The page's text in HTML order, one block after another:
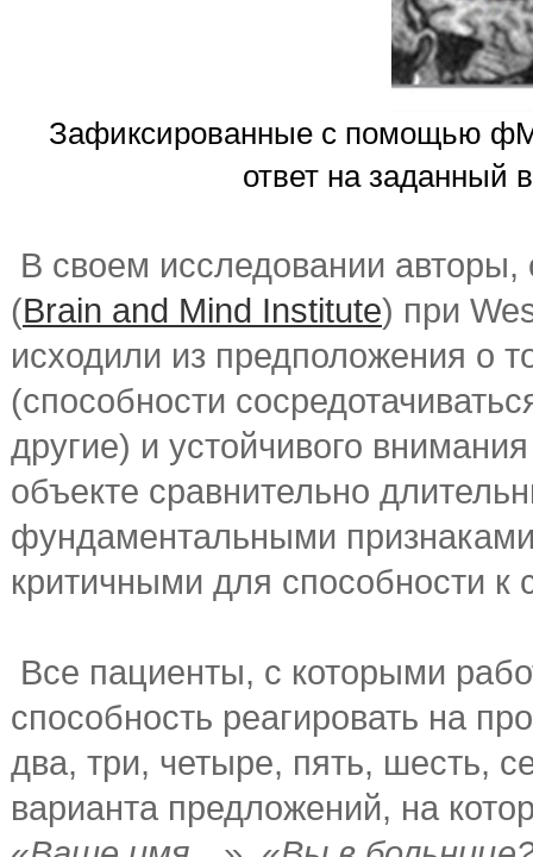
Зафиксированные с помощью
ответ на заданный
В своем исследовании авторы,
(Brain and Mind Institute) при
исходили из предположения о
(способности
другие) и устойчивого
объекте сравнительно
фундаментальными
критичными для способности
Все пациенты, с которыми
способность реагировать на
два, три, четыре, пять, шесть,
варианта предложений, на